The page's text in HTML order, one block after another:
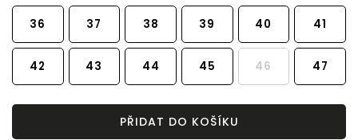
36 37 38 39 40 41
42 43 44 45 46 47
PŘIDAT DO KOŠÍKU